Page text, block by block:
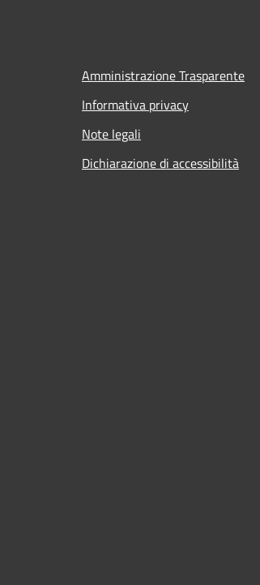
Amministrazione Trasparente
Informativa privacy
Note legali
Dichiarazione di accessibilità